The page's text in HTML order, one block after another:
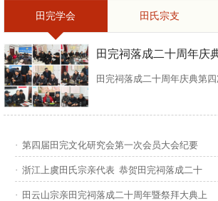
田完学会 田氏宗支
田完祠落成二十周年庆
田完祠落成二十周年庆典第
祖”第四次预备会议。 常务副
议...
· 第四届田完文化研究会第一次会员大会纪要
· 浙江上虞田氏宗亲代表 恭贺田完祠落成二十
· 田云山宗亲田完祠落成二十周年暨祭拜大典上